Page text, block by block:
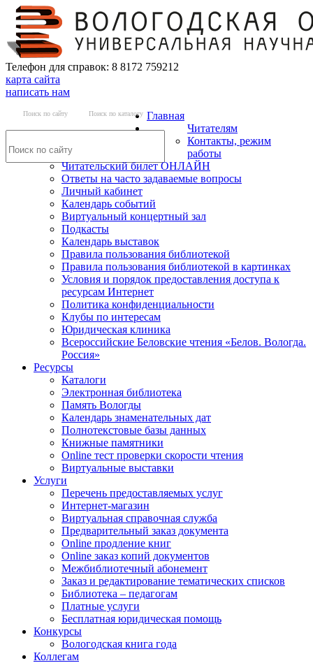
Телефон для справок: 8 8172 759212
карта сайта
написать нам
Поиск по сайту Поиск по каталогу Главная
Читателям
Контакты, режим
работы
Читательский билет ОНЛАЙН
Ответы на часто задаваемые вопросы
Личный кабинет
Календарь событий
Виртуальный концертный зал
Подкасты
Календарь выставок
Правила пользования библиотекой
Правила пользования библиотекой в картинках
Условия и порядок предоставления доступа к
ресурсам Интернет
Политика конфиденциальности
Клубы по интересам
Юридическая клиника
Всероссийские Беловские чтения «Белов. Вологда.
Россия»
Ресурсы
Каталоги
Электронная библиотека
Память Вологды
Календарь знаменательных дат
Полнотекстовые базы данных
Книжные памятники
Online тест проверки скорости чтения
Виртуальные выставки
Услуги
Перечень предоставляемых услуг
Интернет-магазин
Виртуальная справочная служба
Предварительный заказ документа
Online продление книг
Online заказ копий документов
Межбиблиотечный абонемент
Заказ и редактирование тематических списков
Библиотека – педагогам
Платные услуги
Бесплатная юридическая помощь
Конкурсы
Вологодская книга года
Коллегам